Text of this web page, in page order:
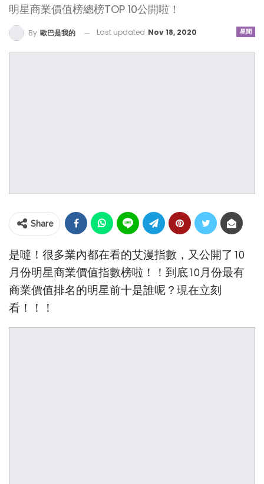
明星商業價值榜總榜TOP 10公開啦！
星聞
By 歐巴是我的 Last updated Nov 18, 2020
Share
是噠！很多業內都在看的艾漫指數，又公開了10
月份明星商業價值指數榜啦！！到底10月份最有
商業價值排名的明星前十是誰呢？現在立刻
看！！！